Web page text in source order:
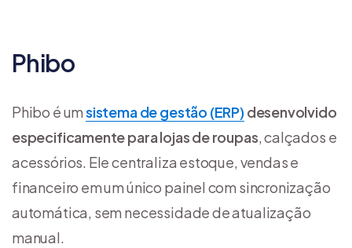
Phibo
Phibo é umsistema de gestão (ERP) desenvolvido
especificamente para lojas de roupas, calçados e
acessórios. Ele centraliza estoque, vendas e
financeiro em um único painel com sincronização
automática, sem necessidade de atualização
manual.